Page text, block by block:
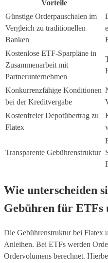
Vorteile
Günstige Orderpauschalen im
Vergleich zu traditionellen
Banken
Kostenlose ETF-Sparpläne in
Zusammenarbeit mit
Partnerunternehmen
Konkurrenzfähige Konditionen
bei der Kreditvergabe
Kostenfreier Depotübertrag zu
Flatex
Transparente Gebührenstruktur
Wie unterscheiden
Gebühren für ETFs
Die Gebührenstruktur bei Flatex
Anleihen. Bei ETFs werden
Ordervolumens berechnet.